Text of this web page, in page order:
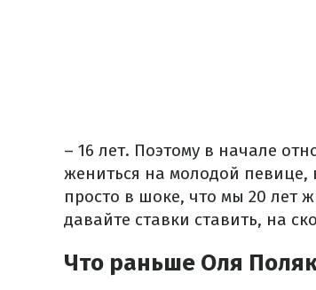
– 16 лет. Поэтому в начале
жениться на молодой певице,
просто в шоке, что мы 20 лет
давайте ставки ставить, на
Что раньше Оля